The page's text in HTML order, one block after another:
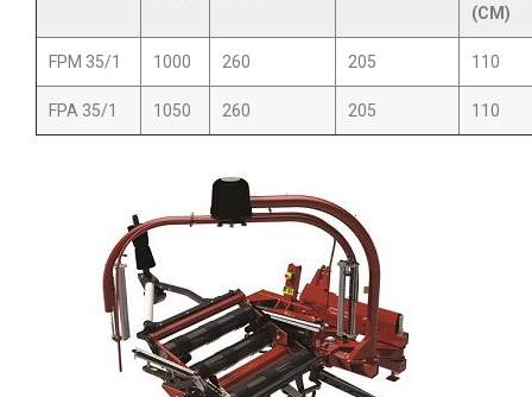
(CM)
FPM 35/1 1000 260 205 110
FPA 35/1 1050 260 205 110